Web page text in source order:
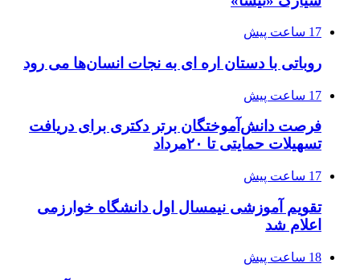
17 ساعت پیش
روباتی با دستان اره ای به نجات انسان‌ها می رود
17 ساعت پیش
فرصت دانش‌آموختگان برتر دکتری‌ برای دریافت
تسهیلات حمایتی تا ۲۰مرداد
17 ساعت پیش
تقویم آموزشی نیمسال اول دانشگاه خوارزمی
اعلام شد
18 ساعت پیش